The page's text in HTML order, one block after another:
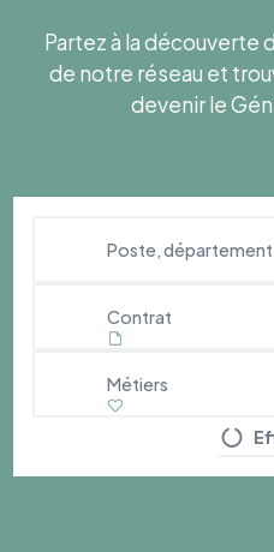
Partez à la découverte
de notre réseau et
devenir le
Contrat
Métiers